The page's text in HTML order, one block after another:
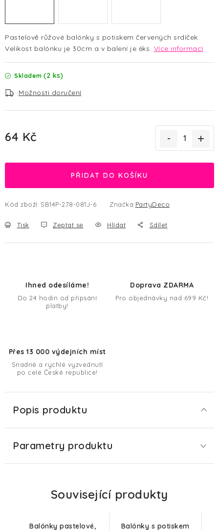
Pastelově růžové balónky s potiskem červených srdíček.
Velikost balónku je 30cm a v balení je 6ks. Více informací
Skladem (2 ks)
Možnosti doručení
64 Kč
PŘIDAT DO KOŠÍKU
Kód zboží: SB14P-278-081J-6 Značka:PartyDeco
Tisk Zeptat se Hlídat Sdílet
Ihned odesíláme!
Do 24 hodin od připsání
platby!
Doprava ZDARMA
Pro objednávky nad 699 Kč!
Přes 13 000 výdejních míst
Snadné a rychlé vyzvednutí
po celé České republice!
Popis produktu
Parametry produktu
Související produkty
Balónky pastelové, Balónky s potiskem